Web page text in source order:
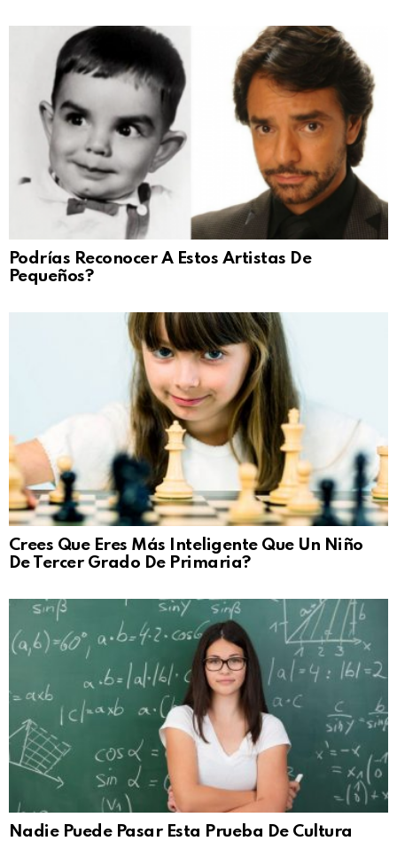
Podrías Reconocer A Estos Artistas De
Pequeños?
Crees Que Eres Más Inteligente Que Un Niño
De Tercer Grado De Primaria?
Nadie Puede Pasar Esta Prueba De Cultura